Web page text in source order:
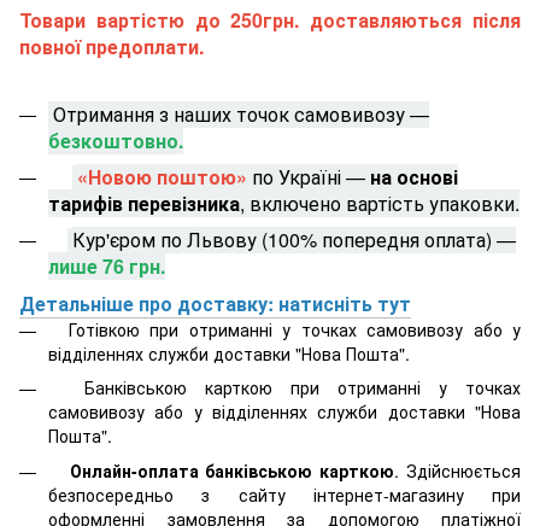
Товари вартістю до 250грн. доставляються після
повної предоплати.
Отримання з наших точок самовивозу —
безкоштовно.
«Новою поштою» по Україні — на основі
тарифів перевізника, включено вартість упаковки.
Кур'єром по Львову (100% попередня оплата) —
лише 76 грн.
Детальніше про доставку: натисніть тут
Готівкою при отриманні у точках самовивозу або у
відділеннях служби доставки "Нова Пошта".
Банківською карткою при отриманні у точках
самовивозу або у відділеннях служби доставки "Нова
Пошта".
Онлайн-оплата банківською карткою. Здійснюється
безпосередньо з сайту інтернет-магазину при
оформленні замовлення за допомогою платіжної